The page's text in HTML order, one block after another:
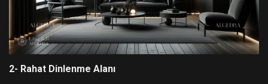
2- Rahat Dinlenme Alanı